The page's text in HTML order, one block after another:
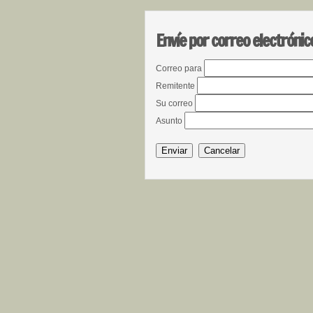
Envíe por correo
Correo para
Remitente
Su correo
Asunto
Enviar Cancelar